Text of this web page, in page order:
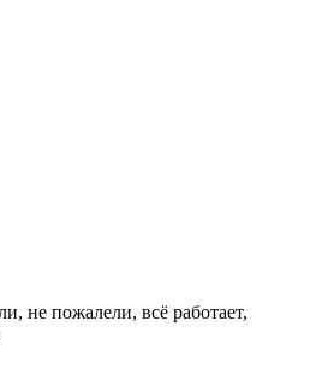
не пожалели, всё работает,